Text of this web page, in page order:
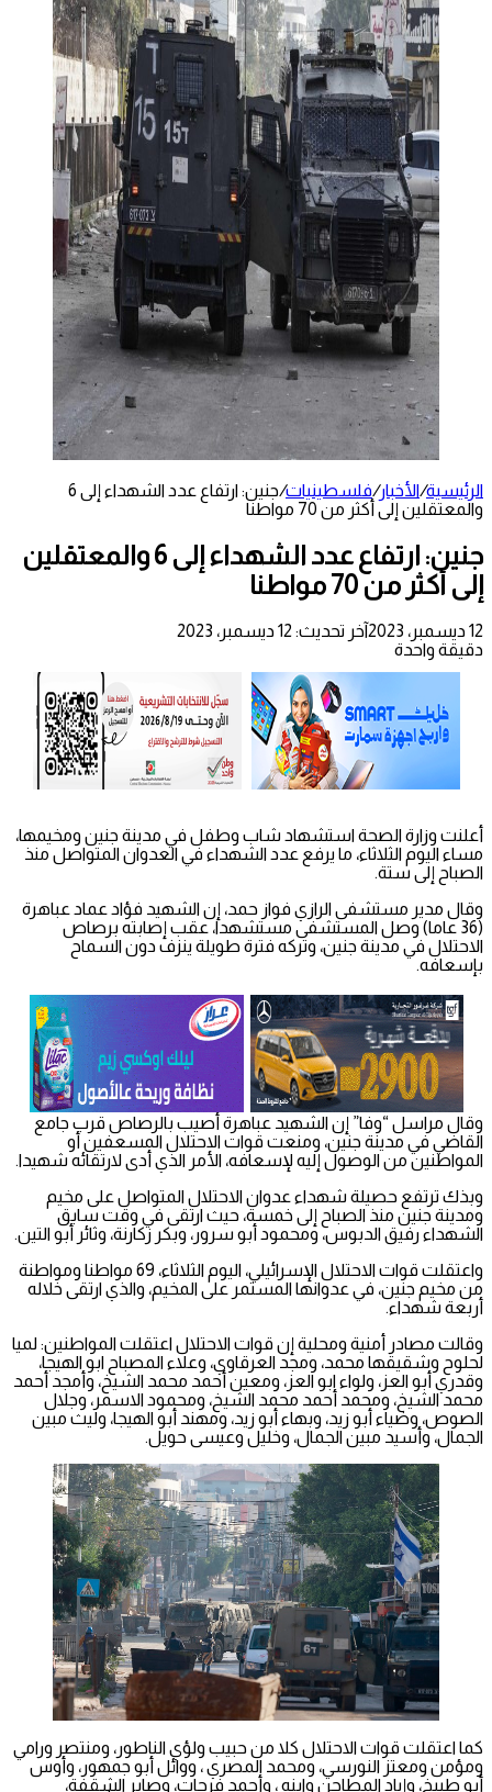
الرئيسية/الأخبار/فلسطينيات/
جنين: ارتفاع عدد الشهداء إلى 6
والمعتقلين إلى أكثر من 70 مواطنا
جنين: ارتفاع عدد الشهداء إلى 6 والمعتقلين
إلى أكثر من 70 مواطنا
12 ديسمبر، 2023
آخر تحديث: 12 ديسمبر، 2023
دقيقة واحدة
أعلنت وزارة الصحة استشهاد شاب وطفل في مدينة جنين ومخيمها،
مساء اليوم الثلاثاء، ما يرفع عدد الشهداء في العدوان المتواصل منذ
الصباح إلى ستة.
وقال مدير مستشفى الرازي فواز حمد، إن الشهيد فؤاد عماد عباهرة
(36 عاما) وصل المستشفى مستشهدا، عقب إصابته برصاص
الاحتلال في مدينة جنين، وتركه فترة طويلة ينزف دون السماح
بإسعافه.
وقال مراسل “وفا” إن الشهيد عباهرة أصيب بالرصاص قرب جامع
القاضي في مدينة جنين، ومنعت قوات الاحتلال المسعفين أو
المواطنين من الوصول إليه لإسعافه، الأمر الذي أدى لارتقائه شهيدا.
وبذك ترتفع حصيلة شهداء عدوان الاحتلال المتواصل على مخيم
ومدينة جنين منذ الصباح إلى خمسة، حيث ارتقى في وقت سابق
الشهداء رفيق الدبوس، ومحمود أبو سرور، وبكر زكارنة، وثائر أبو التين.
واعتقلت قوات الاحتلال الإسرائيلي، اليوم الثلاثاء، 69 مواطنا ومواطنة
من مخيم جنين، في عدوانها المستمر على المخيم، والذي ارتقى خلاله
أربعة شهداء.
وقالت مصادر أمنية ومحلية إن قوات الاحتلال اعتقلت المواطنين: لميا
لحلوح وشقيقها محمد، ومجد العرقاوي، وعلاء المصباح ابو الهيجا،
وقدري أبو العز، ولواء ابو العز، ومعين أحمد محمد الشيخ، وأمجد أحمد
محمد الشيخ، ومحمد أحمد محمد الشيخ، ومحمود الاسمر، وجلال
الصوص، وضياء أبو زيد، وبهاء أبو زيد، ومهند أبو الهيجا، وليث مبين
الجمال، وأسيد مبين الجمال، وخليل وعيسى حويل.
كما اعتقلت قوات الاحتلال كلا من حبيب ولؤي الناطور، ومنتصر ورامي
ومؤمن ومعتز النورسي، ومحمد المصري ، ووائل أبو جمهور، وأوس
أبو طبيخ، وإياد المطاحن وابنه ، وأحمد فرحات، وصابر الشقفة،